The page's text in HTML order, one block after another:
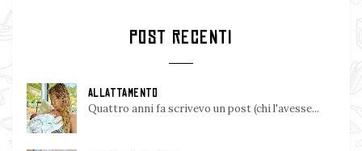
POST RECENTI
ALLATTAMENTO
Quattro anni fa scrivevo un post (chi l'avesse...